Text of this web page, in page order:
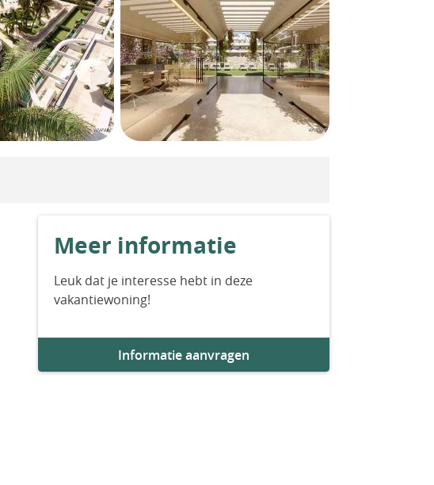
Meer informatie
Leuk dat je interesse hebt in deze
vakantiewoning!
Informatie aanvragen